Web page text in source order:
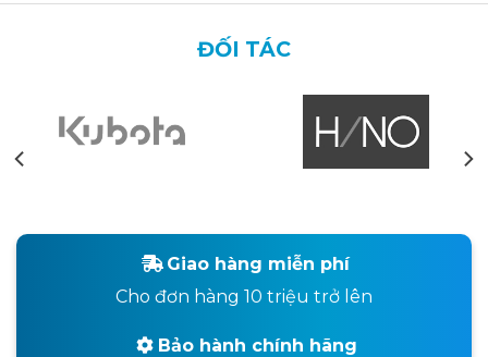
ĐỐI TÁC
Giao hàng miễn phí
Cho đơn hàng 10 triệu trở lên
Bảo hành chính hãng